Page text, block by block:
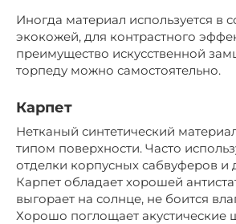
Иногда материал используется в
экокожей, для контрастного
преимущество искусственной
торпеду можно самостоятельно.
Карпет
Нетканый синтетический
типом поверхности. Часто
отделки корпусных сабвуферов и
Карпет обладает хорошей
выгорает на солнце, не боится
Хорошо поглощает акустические